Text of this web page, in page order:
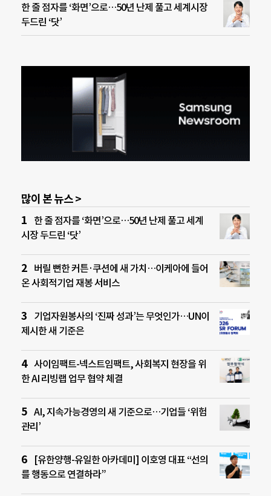
한 줄 점자를 ‘화면’으로…50년 난제 풀고 세계시장
두드린 ‘닷’
많이 본 뉴스 >
한 줄 점자를 ‘화면’으로…50년 난제 풀고 세계
시장 두드린 ‘닷’
버릴 뻔한 커튼·쿠션에 새 가치…이케아에 들어
온 사회적기업 재봉 서비스
기업자원봉사의 ‘진짜 성과’는 무엇인가…UN이
제시한 새 기준은
사이임팩트-넥스트임팩트, 사회복지 현장을 위
한 AI 리빙랩 업무 협약 체결
AI, 지속가능경영의 새 기준으로…기업들 ‘위험
관리’
[유한양행-유일한 아카데미] 이호영 대표 “선의
를 행동으로 연결하라”